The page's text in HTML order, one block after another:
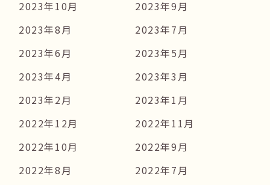
2023年10月
2023年9月
2023年8月
2023年7月
2023年6月
2023年5月
2023年4月
2023年3月
2023年2月
2023年1月
2022年12月
2022年11月
2022年10月
2022年9月
2022年8月
2022年7月